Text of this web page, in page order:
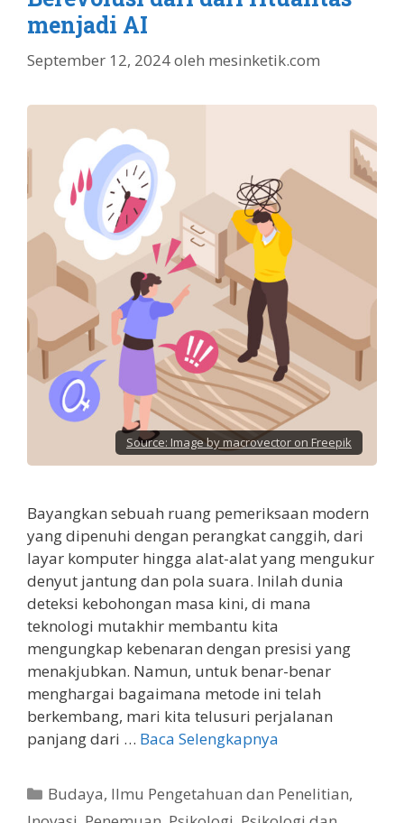
menjadi AI
September 12, 2024oleh mesinketik.com
Source: Image by macrovector on Freepik
Bayangkan sebuah ruang pemeriksaan modern
yang dipenuhi dengan perangkat canggih, dari
layar komputer hingga alat-alat yang mengukur
denyut jantung dan pola suara. Inilah dunia
deteksi kebohongan masa kini, di mana
teknologi mutakhir membantu kita
mengungkap kebenaran dengan presisi yang
menakjubkan. Namun, untuk benar-benar
menghargai bagaimana metode ini telah
berkembang, mari kita telusuri perjalanan
panjang dari … Baca Selengkapnya
Kategori
Budaya, Ilmu Pengetahuan dan Penelitian,